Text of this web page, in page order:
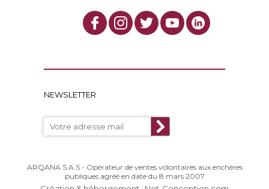
NEWSLETTER
ARQANA S.A.S - Opérateur de ventes volontaires aux enchères
publiques agréé en date du 8 mars 2007